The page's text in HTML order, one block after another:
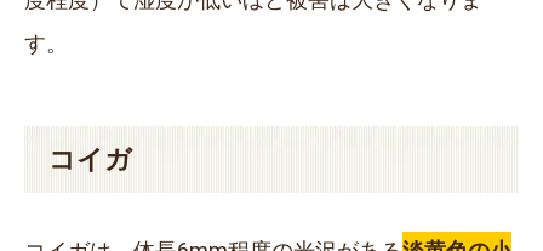
す。
コイガ